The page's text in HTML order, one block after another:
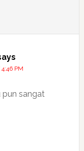
4:46 PM
pun sangat